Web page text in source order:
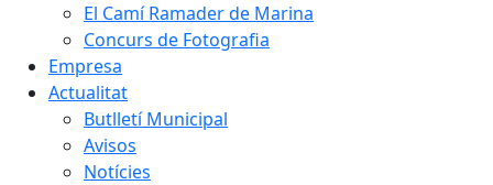
El Camí Ramader de Marina
Concurs de Fotografia
Empresa
Actualitat
Butlletí Municipal
Avisos
Notícies